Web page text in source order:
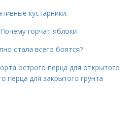
кустарники.
горчат яблоки
стала всего боятся?
острого перца для открытого
перца для закрытого грунта